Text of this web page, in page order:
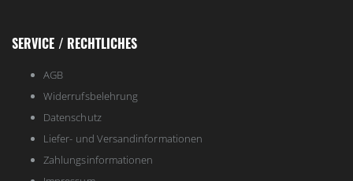
SERVICE / RECHTLICHES
AGB
Widerrufsbelehrung
Datenschutz
Liefer- und Versandinformationen
Zahlungsinformationen